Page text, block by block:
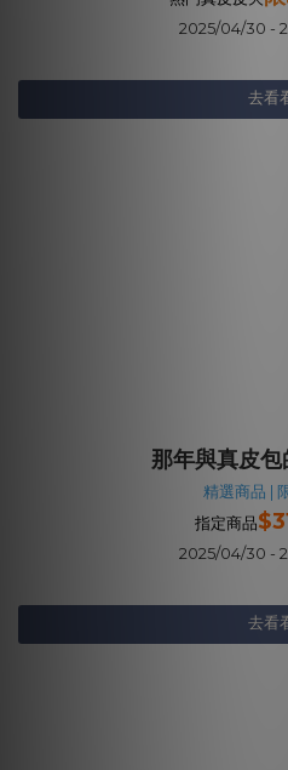
2025/04/30 -
去看
那年與真皮
精選商品 |
指定商品
2025/04/30 -
去看